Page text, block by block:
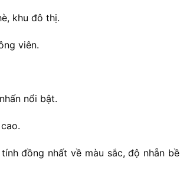
khu đô thị.
viên.
nhấn nổi bật.
cao.
tínhđồng nhất về màu sắc,độ nhẵn bề